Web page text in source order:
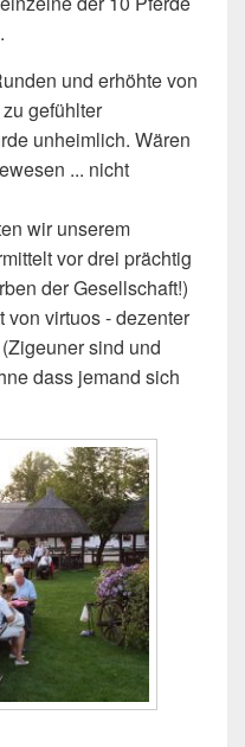
und erhöhte von
gefühlter
unheimlich. Wären
... nicht
wir unserem
vor drei prächtig
der Gesellschaft!)
von virtuos - dezenter
sind und
dass jemand sich